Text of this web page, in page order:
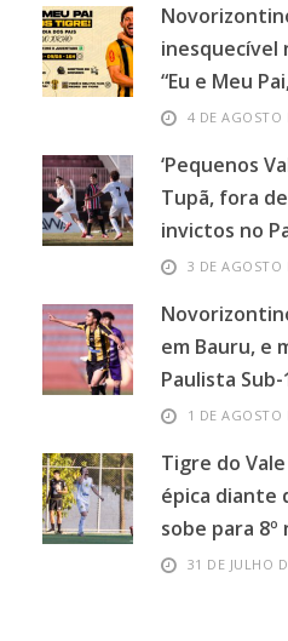
inesquecível
“Eu e Meu
4 DE AGOSTO
‘Pequenos
Tupã, fora
invictos no
3 DE AGOSTO
em Bauru, e
Paulista
1 DE AGOSTO
Tigre do
épica diante
sobe para 8º
31 DE JULHO